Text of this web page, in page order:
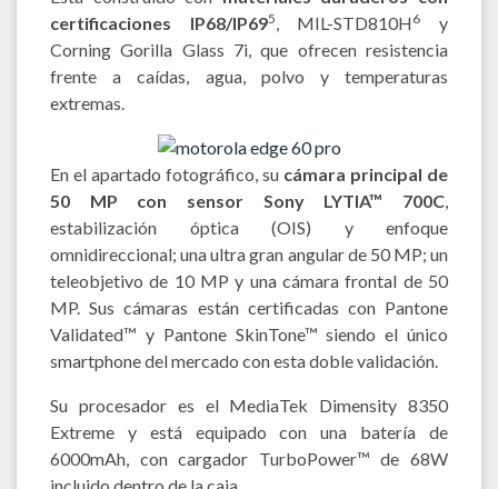
certificaciones IP68/IP695, MIL-STD810H6
y
Corning Gorilla Glass 7i, que ofrecen resistencia
frente a caídas, agua, polvo y temperaturas
extremas.
En el apartado fotográfico, su cámara principal de
50 MP con sensor Sony LYTIA™ 700C,
estabilización óptica (OIS) y enfoque
omnidireccional; una ultra gran angular de 50 MP; un
teleobjetivo de 10 MP y una cámara frontal de 50
MP. Sus cámaras están certificadas con Pantone
Validated™ y Pantone SkinTone™ siendo el único
smartphone del mercado con esta doble validación.
Su procesador es el MediaTek Dimensity 8350
Extreme y está equipado con una batería de
6000mAh, con cargador TurboPower™ de 68W